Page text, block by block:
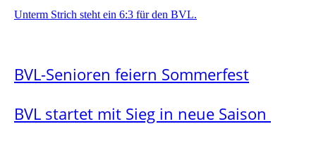
Unterm Strich steht ein 6:3 für den BVL.
BVL-Senioren feiern Sommerfest
BVL startet mit Sieg in neue Saison